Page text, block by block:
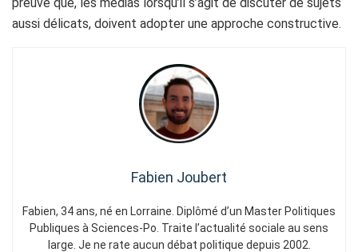
aussi délicats, doivent adopter une approche constructive.
Fabien Joubert
Fabien, 34 ans, né en Lorraine. Diplômé d’un Master Politiques
Publiques à Sciences-Po. Traite l’actualité sociale au sens
large. Je ne rate aucun débat politique depuis 2002.